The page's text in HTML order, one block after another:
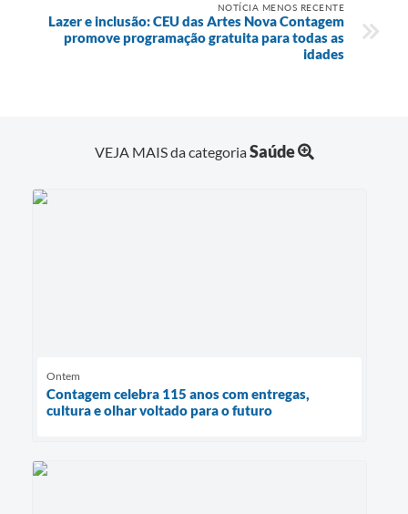
NOTÍCIA MENOS RECENTE
Lazer e inclusão: CEU das Artes Nova Contagem
promove programação gratuita para todas as
idades
VEJA MAIS da categoriaSaúde
Ontem
Contagem celebra 115 anos com entregas,
cultura e olhar voltado para o futuro